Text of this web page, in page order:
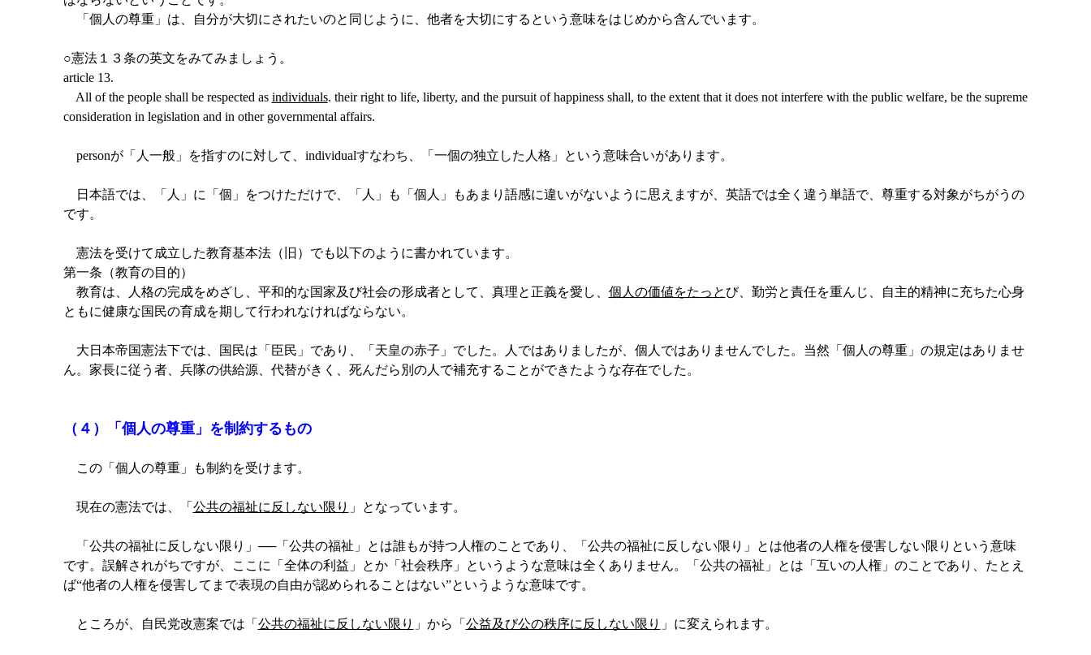
「個人の尊重」は、自分が大切にされたいのと同じように、他者を大切にするという意味をはじめから含んでいます。
○憲法１３条の英文をみてみましょう。
article 13.
All of the people shall be respected as individuals. their right to life, liberty, and the pursuit of happiness shall, to the extent that it does not interfere with the public welfare, be the supreme
consideration in legislation and in other governmental affairs.
personが「人一般」を指すのに対して、individualすなわち、「一個の独立した人格」という意味合いがあります。
日本語では、「人」に「個」をつけただけで、「人」も「個人」もあまり語感に違いがないように思えますが、英語では全く違う単語で、尊重する対象がちがうの
です。
憲法を受けて成立した教育基本法（旧）でも以下のように書かれています。
第一条（教育の目的）
教育は、人格の完成をめざし、平和的な国家及び社会の形成者として、真理と正義を愛し、 個人の価値をたっと び、勤労と責任を重んじ、自主的精神に充ちた心身
ともに健康な国民の育成を期して行われなければならない。
大日本帝国憲法下では、国民は「臣民」であり、「天皇の赤子」でした。人ではありましたが、個人ではありませんでした。当然「個人の尊重」の規定はありませ
ん。家長に従う者、兵隊の供給源、代替がきく、死んだら別の人で補充することができたような存在でした。
（４）「個人の尊重」を制約するもの
この「個人の尊重」も制約を受けます。
現在の憲法では、「 公共の福祉に反しない限り 」となっています。
「公共の福祉に反しない限り」──「公共の福祉」とは誰もが持つ人権のことであり、「公共の福祉に反しない限り」とは他者の人権を侵害しない限りという意味
です。誤解されがちですが、ここに「全体の利益」とか「社会秩序」というような意味は全くありません。「公共の福祉」とは「互いの人権」のことであり、たとえ
ば“他者の人権を侵害してまで表現の自由が認められることはない”というような意味です。
ところが、自民党改憲案では「 公共の福祉に反しない限り 」から「 公益及び公の秩序に反しない限り 」に変えられます。